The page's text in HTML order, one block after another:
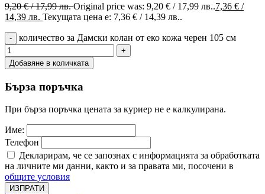
9,20€/ 17,99 лв.Original price was: 9,20 € / 17,99 лв..7,36 € /
14,39 лв. Текущата цена е: 7,36 € / 14,39 лв..
количество за Дамски колан от еко кожа черен 105 см
Добавяне в количката
Бърза поръчка
При бърза поръчка цената за куриер не е калкулирана.
Име:
Телефон
Декларирам, че се запознах с информацията за обработката
на личните ми данни, както и за правата ми, посочени в
общите условия
ИЗПРАТИ